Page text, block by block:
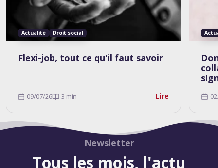
Actualité Droit social
Flexi-job, tout ce qu'il faut savoir
09/07/26 3 min Lire
Newsletter
Tous les mois, l'actu